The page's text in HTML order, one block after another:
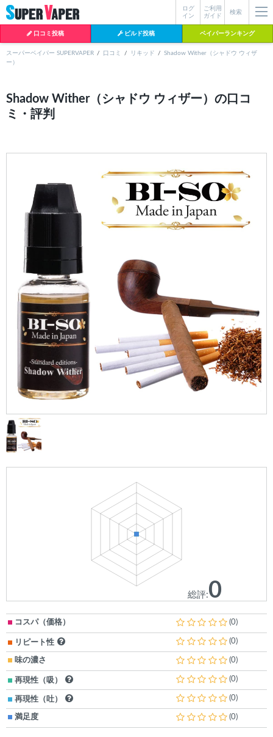
検索
ご利用
ガイド
ログ
イン
口コミ投稿 ビルド投稿 ベイパーランキング
よく検索されているワード
スーパーベイパー SUPERVAPER 口コミ リキッド
Shadow Wither（シャドウ ウィザ
ー）
Shadow Wither（シャドウ ウィザー）の口コ
ミ・評判
総評:0
コスパ（価格） (0)
リピート性 (0)
味の濃さ (0)
再現性（吸） (0)
再現性（吐） (0)
満足度 (0)
見つからない場合データベースに該当の商品がまだ登録されていない可能
性があります。スーパーベイパー運営にお問い合わせ
いただければ、速や
かに登録対応させていただきます。